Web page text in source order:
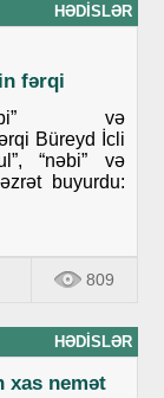
HƏDISLƏR
fərqi
və
Büreyd İcli
“nəbi” və
buyurdu:
809
HƏDISLƏR
xas nemət